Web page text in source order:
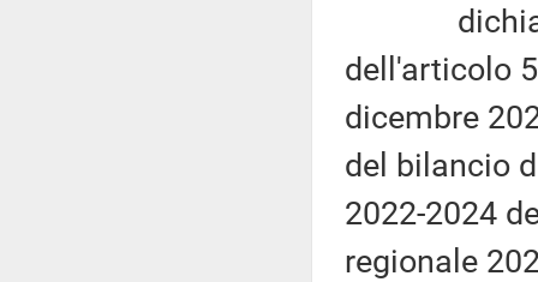
dichiara
dell'articolo
dicembre
del bilancio
2022-2024
regionale